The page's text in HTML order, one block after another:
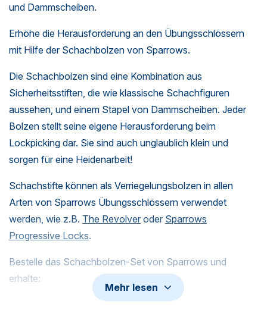
und Dammscheiben.
Erhöhe die Herausforderung an den Übungsschlössern
mit Hilfe der Schachbolzen von Sparrows.
Die Schachbolzen sind eine Kombination aus
Sicherheitsstiften, die wie klassische Schachfiguren
aussehen, und einem Stapel von Dammscheiben. Jeder
Bolzen stellt seine eigene Herausforderung beim
Lockpicking dar. Sie sind auch unglaublich klein und
sorgen für eine Heidenarbeit!
Schachstifte können als Verriegelungsbolzen in allen
Arten von Sparrows Übungsschlössern verwendet
werden, wie z.B. The Revolver oder Sparrows
Progressive Locks.
Bestelle das Schachbolzen-Set von Sparrows und
erhalte:
Mehr lesen